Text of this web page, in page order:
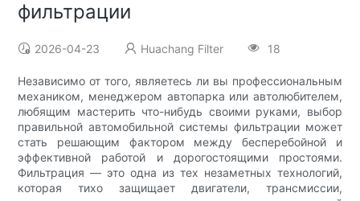
фильтрации
2026-04-23 Huachang Filter 18
Независимо от того, являетесь ли вы профессиональным
механиком, менеджером автопарка или автолюбителем,
любящим мастерить что-нибудь своими руками, выбор
правильной автомобильной системы фильтрации может
стать решающим фактором между бесперебойной и
эффективной работой и дорогостоящими простоями.
Фильтрация — это одна из тех незаметных технологий,
которая тихо защищает двигатели, трансмиссии,